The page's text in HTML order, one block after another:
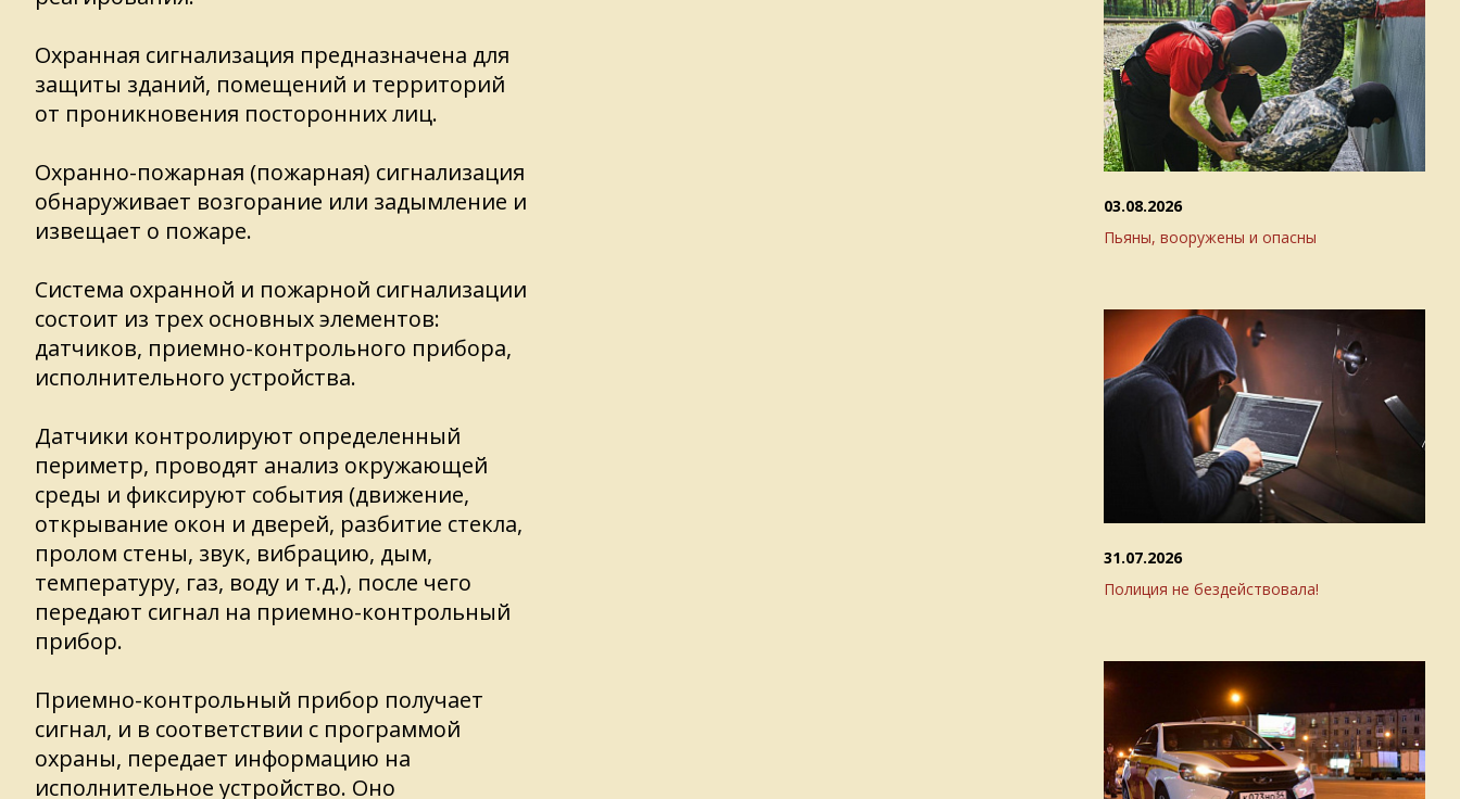
Охранная сигнализация предназначена для
защиты зданий, помещений и территорий
от проникновения посторонних лиц.
Охранно-пожарная (пожарная) сигнализация
обнаруживает возгорание или задымление и
извещает о пожаре.
Система охранной и пожарной сигнализации
состоит из трех основных элементов:
датчиков, приемно-контрольного прибора,
исполнительного устройства.
Датчики контролируют определенный
периметр, проводят анализ окружающей
среды и фиксируют события (движение,
открывание окон и дверей, разбитие стекла,
пролом стены, звук, вибрацию, дым,
температуру, газ, воду и т.д.), после чего
передают сигнал на приемно-контрольный
прибор.
Приемно-контрольный прибор получает
сигнал, и в соответствии с программой
охраны, передает информацию на
исполнительное устройство. Оно
Пьяны, вооружены и опасны
03.08.2026
Полиция не бездействовала!
31.07.2026